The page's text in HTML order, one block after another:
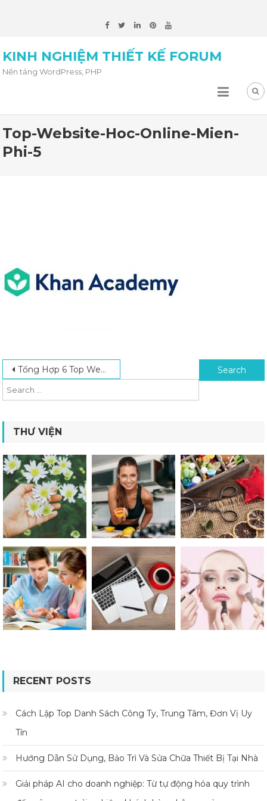
KINH NGHIỆM THIẾT KẾ FORUM
Nền tảng WordPress, PHP
Top-Website-Hoc-Online-Mien-
Phi-5
Post navigation
Tổng Hợp 6 Top Website Học Online Miễn Phí Năm 2024 Search for:
THƯ VIỆN
RECENT POSTS
Cách Lập Top Danh Sách Công Ty, Trung Tâm, Đơn Vị Uy
Tín
Hướng Dẫn Sử Dụng, Bảo Trì Và Sửa Chữa Thiết Bị Tại Nhà
Giải pháp AI cho doanh nghiệp: Từ tự động hóa quy trình